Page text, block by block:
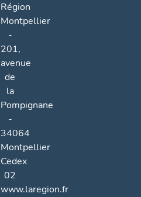
Région
Montpellier
-
201,
avenue
de
la
Pompignane
-
34064
Montpellier
Cedex
02
www.laregion.fr